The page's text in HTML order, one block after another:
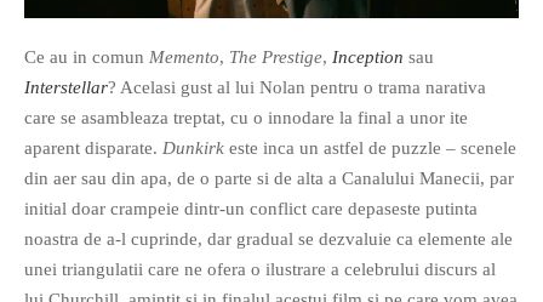
Ce au in comun Memento, The Prestige, Inception sau
Interstellar? Acelasi gust al lui Nolan pentru o trama narativa
care se asambleaza treptat, cu o innodare la final a unor ite
aparent disparate. Dunkirk este inca un astfel de puzzle – scenele
din aer sau din apa, de o parte si de alta a Canalului Manecii, par
initial doar crampeie dintr-un conflict care depaseste putinta
noastra de a-l cuprinde, dar gradual se dezvaluie ca elemente ale
unei triangulatii care ne ofera o ilustrare a celebrului discurs al